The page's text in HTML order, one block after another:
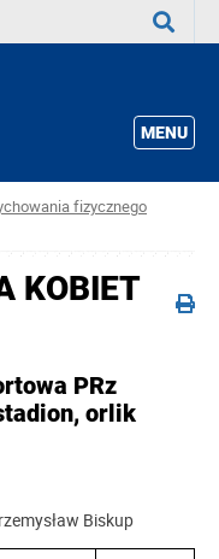
MENU
fizycznego
KOBIET
PRz
orlik
Biskup